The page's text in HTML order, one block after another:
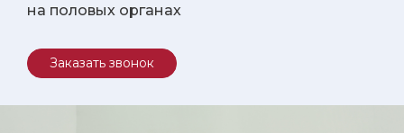
на половых органах
Заказать звонок